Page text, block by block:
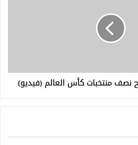
نصف منتخبات كأس العالم (فيديو)